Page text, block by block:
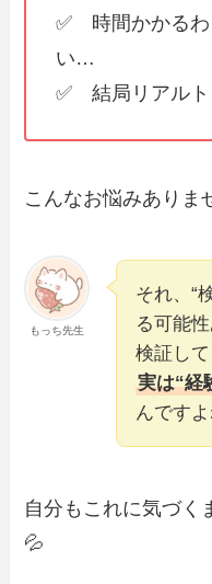
✅ 時間かかるわ
い…
✅ 結局リアル
こんなお悩みありま
もっち先生
それ、“
る可能
検証し
実は“経
んですよ
自分もこれに気づく
💦